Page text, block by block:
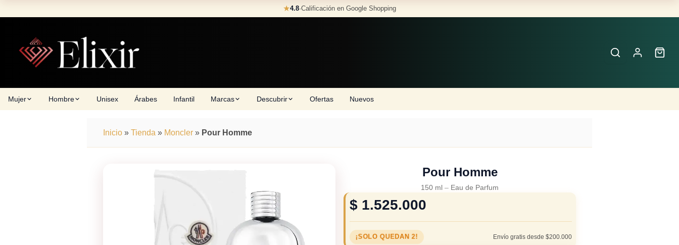
to
★4.8·Calificación en Google Shopping
Mujer Hombre Unisex Árabes Infantil Marcas Descubrir Ofertas Nuevos
Inicio » Tienda » Moncler » Pour Homme
Pour Homme
150 ml – Eau de Parfum
$ 1.525.000
¡SOLO QUEDAN 2! Envío gratis desde $200.000